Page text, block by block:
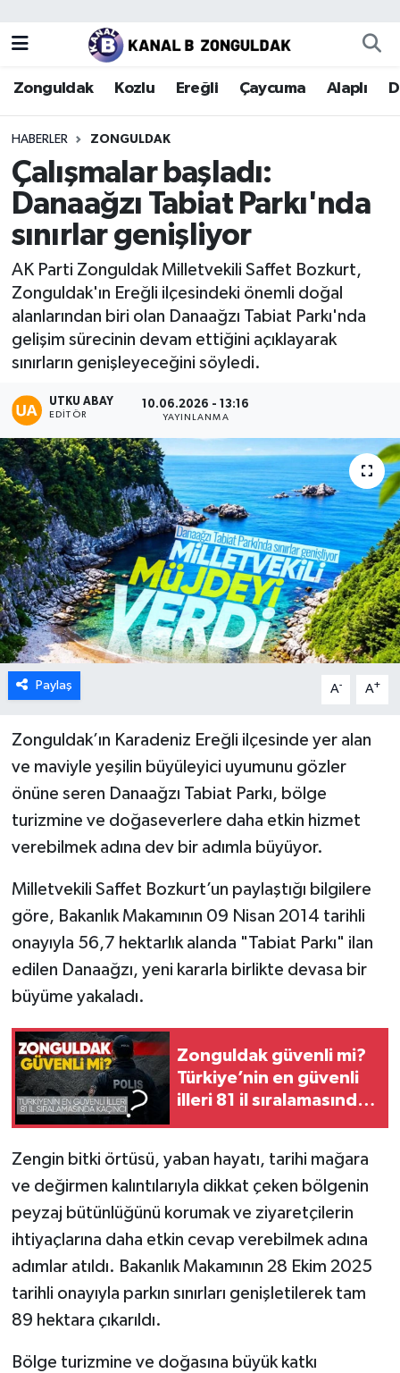
Zonguldak Kozlu Ereğli Çaycuma Alaplı
HABERLER ZONGULDAK
Çalışmalar başladı:
Danaağzı Tabiat Parkı'nda
sınırlar genişliyor
AK Parti Zonguldak Milletvekili Saffet Bozkurt,
Zonguldak'ın Ereğli ilçesindeki önemli doğal
alanlarından biri olan Danaağzı Tabiat Parkı'nda
gelişim sürecinin devam ettiğini açıklayarak
sınırların genişleyeceğini söyledi.
UTKU ABAY
EDITÖR
10.06.2026 - 13:16
YAYINLANMA
Paylaş A- A+
Zonguldak’ın Karadeniz Ereğli ilçesinde yer alan
ve maviyle yeşilin büyüleyici uyumunu gözler
önüne seren Danaağzı Tabiat Parkı, bölge
turizmine ve doğaseverlere daha etkin hizmet
verebilmek adına dev bir adımla büyüyor.
Milletvekili Saffet Bozkurt’un paylaştığı bilgilere
göre, Bakanlık Makamının 09 Nisan 2014 tarihli
onayıyla 56,7 hektarlık alanda "Tabiat Parkı" ilan
edilen Danaağzı, yeni kararla birlikte devasa bir
büyüme yakaladı.
Zonguldak güvenli mi?
Türkiye’nin en güvenli
illeri 81 il sıralamasında
Zengin bitki örtüsü, yaban hayatı, tarihi mağara
ve değirmen kalıntılarıyla dikkat çeken bölgenin
peyzaj bütünlüğünü korumak ve ziyaretçilerin
ihtiyaçlarına daha etkin cevap verebilmek adına
adımlar atıldı. Bakanlık Makamının 28 Ekim 2025
tarihli onayıyla parkın sınırları genişletilerek tam
89 hektara çıkarıldı.
Bölge turizmine ve doğasına büyük katkı
Zonguldak
Kozlu
Ereğli
Çaycuma
Alaplı
Devrek
Gökçebey
Spor
Ulusal
Zonguldak Nöbetçi Eczaneler
Zonguldak Hava Durumu
Zonguldak Trafik Yoğunluk Haritası
Puan Durumu ve Fikstür
Tüm Manşetler
Son Dakika Haberleri
Haber Arşivi